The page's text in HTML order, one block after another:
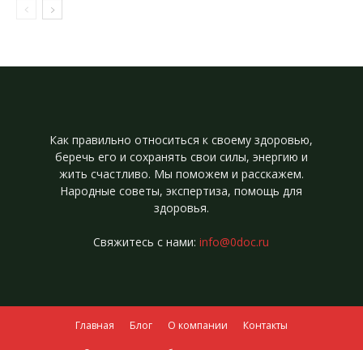
Как правильно относиться к своему здоровью,
беречь его и сохранять свои силы, энергию и
жить счастливо. Мы поможем и расскажем.
Народные советы, экспертиза, помощь для
здоровья.
Свяжитесь с нами:info@0doc.ru
Главная Блог О компании Контакты